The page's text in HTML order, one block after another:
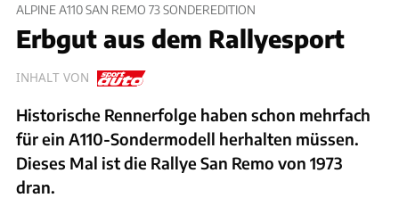
ALPINE A110 SAN REMO 73 SONDEREDITION
Erbgut aus dem Rallyesport
INHALT VON
Historische Rennerfolge haben schon mehrfach
für ein A110-Sondermodell herhalten müssen.
Dieses Mal ist die Rallye San Remo von 1973
dran.